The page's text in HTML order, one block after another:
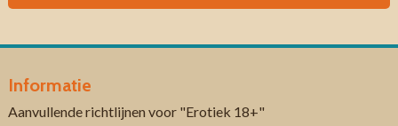
Informatie
Aanvullende richtlijnen voor "Erotiek 18+"